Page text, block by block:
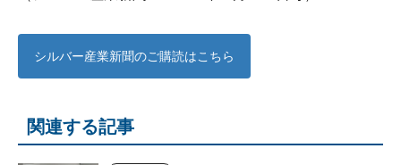
シルバー産業新聞のご購読はこちら
関連する記事